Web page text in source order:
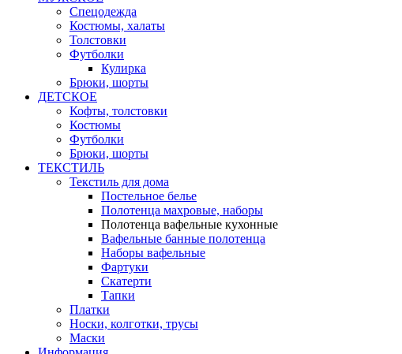
Спецодежда
Костюмы, халаты
Толстовки
Футболки
Кулирка
Брюки, шорты
ДЕТСКОЕ
Кофты, толстовки
Костюмы
Футболки
Брюки, шорты
ТЕКСТИЛЬ
Текстиль для дома
Постельное белье
Полотенца махровые, наборы
Полотенца вафельные кухонные
Вафельные банные полотенца
Наборы вафельные
Фартуки
Скатерти
Тапки
Платки
Носки, колготки, трусы
Маски